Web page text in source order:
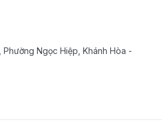
Phường Ngọc Hiệp, Khánh Hòa -